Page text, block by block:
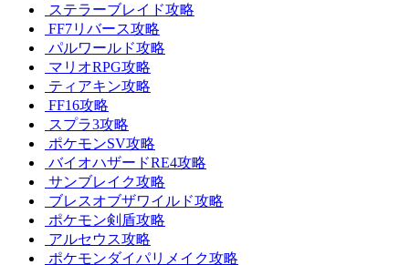
ステラーブレイド攻略
FF7リバース攻略
パルワールド攻略
マリオRPG攻略
ティアキン攻略
FF16攻略
スプラ3攻略
ポケモンSV攻略
バイオハザードRE4攻略
サンブレイク攻略
ブレスオブザワイルド攻略
ポケモン剣盾攻略
アルセウス攻略
ポケモンダイパリメイク攻略